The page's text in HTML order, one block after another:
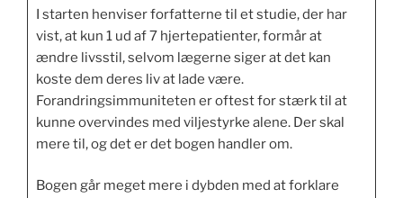
I starten henviser forfatterne til et studie, der har
vist, at kun 1 ud af 7 hjertepatienter, formår at
ændre livsstil, selvom lægerne siger at det kan
koste dem deres liv at lade være.
Forandringsimmuniteten er oftest for stærk til at
kunne overvindes med viljestyrke alene. Der skal
mere til, og det er det bogen handler om.
Bogen går meget mere i dybden med at forklare